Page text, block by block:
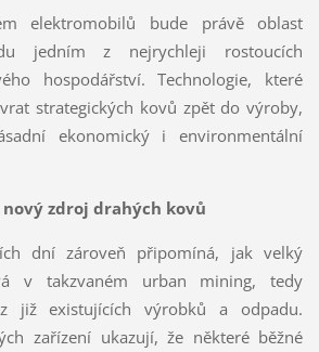
elektromobilů bude právě oblast
jedním z nejrychleji rostoucích
hospodářství. Technologie, které
strategických kovů zpět do výroby,
ekonomický i environmentální
zdroj drahých kovů
dní zároveň připomíná, jak velký
v takzvaném urban mining, tedy
již existujících výrobků a odpadu.
zařízení ukazují, že některé běžné